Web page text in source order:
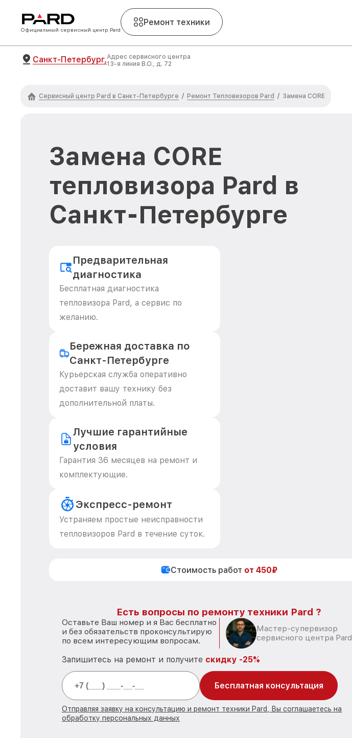
Официальный сервисный центр Pard
Ремонт техники
Санкт-Петербург,Адрес сервисного центра
13-я линия В.О., д. 72
Сервисный центр Pard в Санкт-Петербурге / Ремонт Тепловизоров Pard / Замена CORE
Замена CORE
тепловизора Pard в
Санкт-Петербурге
Предварительная
диагностика
Бесплатная диагностика
тепловизора Pard, а сервис по
желанию.
Бережная доставка по
Санкт-Петербурге
Курьерская служба оперативно
доставит вашу технику без
дополнительной платы.
Лучшие гарантийные
условия
Гарантия 36 месяцев на ремонт и
комплектующие.
Экспресс-ремонт
Устраняем простые неисправности
тепловизоров Pard в течение суток.
Стоимость работ от 450₽
Есть вопросы по ремонту техники Pard ?
Оставьте Ваш номер и я Вас бесплатно
и без обязательств проконсультирую
по всем интересующим вопросам.
Мастер-супервизор
сервисного центра Pard
Запишитесь на ремонт и получите скидку -25%
Бесплатная консультация
Отправляя заявку на консультацию и ремонт техники Pard, Вы соглашаетесь на
обработку персональных данных